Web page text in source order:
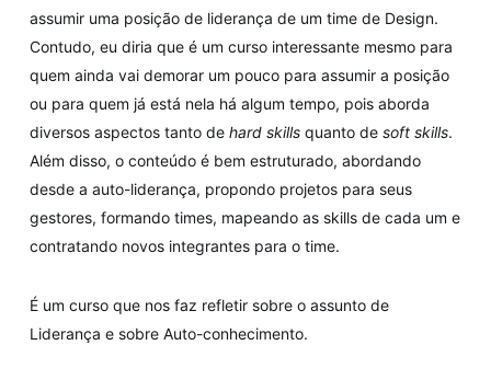
assumir uma posição de liderança de um time de Design.
Contudo, eu diria que é um curso interessante mesmo para
quem ainda vai demorar um pouco para assumir a posição
ou para quem já está nela há algum tempo, pois aborda
diversos aspectos tanto de hard skillsquanto de soft skills.
Além disso, o conteúdo é bem estruturado, abordando
desde a auto-liderança, propondo projetos para seus
gestores, formando times, mapeando as skills de cada um e
contratando novos integrantes para o time.
É um curso que nos faz refletir sobre o assunto de
Liderança e sobre Auto-conhecimento.